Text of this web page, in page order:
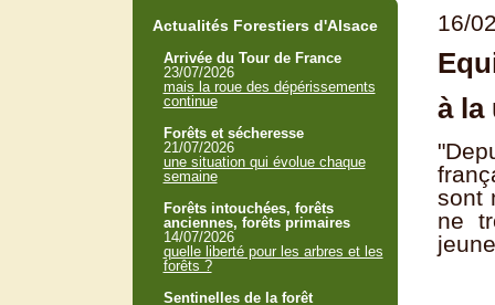
16/
à la
sont
ne
Actualités Forestiers d'Alsace
Arrivée du Tour de France
23/07/2026
mais la roue des dépérissements
continue
Forêts et sécheresse
21/07/2026
une situation qui évolue chaque
semaine
Forêts intouchées, forêts
anciennes, forêts primaires
14/07/2026
quelle liberté pour les arbres et les
forêts ?
Sentinelles de la forêt